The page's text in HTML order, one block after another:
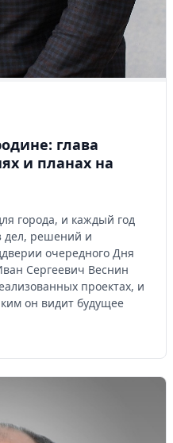
глава
и планах на
города, и каждый год
дел, решений и
очередного Дня
Сергеевич Веснин
проектах, и
он видит будущее